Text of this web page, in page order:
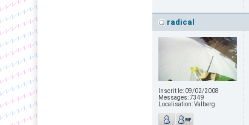
radical
Inscrit le: 09/02/2008
Messages:7349
Localisation:Valberg